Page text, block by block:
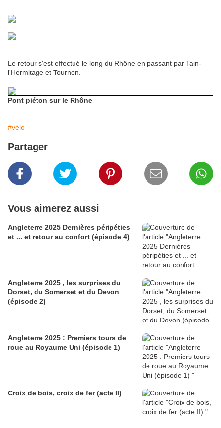
Le retour s'est effectué le long du Rhône en passant par Tain-
l'Hermitage et Tournon.
Pont piéton sur le Rhône
#vélo
Partager
Vous aimerez aussi
Angleterre 2025 Dernières péripéties
et ... et retour au confort (épisode 4)
Angleterre 2025 , les surprises du
Dorset, du Somerset et du Devon
(épisode 2)
Angleterre 2025 : Premiers tours de
roue au Royaume Uni (épisode 1)
Croix de bois, croix de fer (acte II)